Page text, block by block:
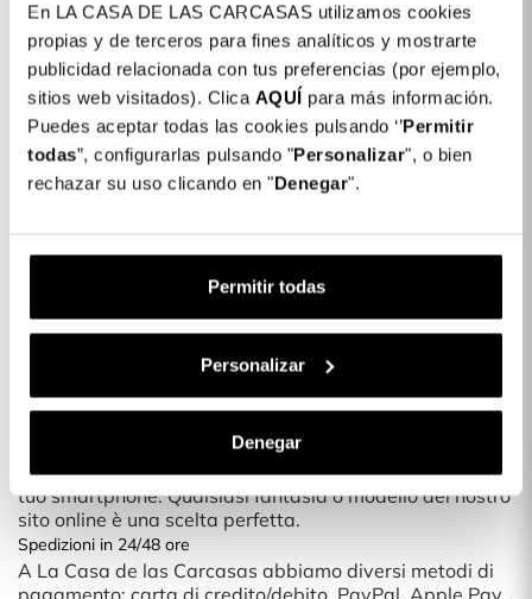
En LA CASA DE LAS CARCASAS utilizamos cookies
propias y de terceros para fines analíticos y mostrarte
publicidad relacionada con tus preferencias (por ejemplo,
sitios web visitados). Clica AQUÍ para más información.
Puedes aceptar todas las cookies pulsando ‘’Permitir
todas”, configurarlas pulsando "Personalizar", o bien
rechazar su uso clicando en "Denegar".
Permitir todas
Personalizar
Denegar
Dettagli del prodotto
Colore: verde
COLORES DISPONIBLES
verdeRosa
Cover Bumper Rinforzata Sfumata
Descrizione
Ti piacerebbe cambiare l'aspetto del tuo telefono? Con
design esclusivo e divertente.
È una cover sottile, che non aggiunge peso o spessore al
tuo smartphone. Qualsiasi fantasia o modello del nostro
sito online è una scelta perfetta.
Spedizioni in 24/48 ore
A La Casa de las Carcasas abbiamo diversi metodi di
pagamento: carta di credito/debito, PayPal, Apple Pay,